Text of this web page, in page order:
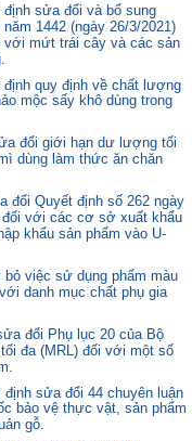
sửa đổi và bổ sung
1442 (ngày 26/3/2021)
với mứt trái cây và các sản
quy định về chất lượng
mộc sấy khô dùng trong
đổi giới hạn dư lượng tối
dùng làm thức ăn chăn
đổi Quyết định số 262 ngày
đối với các cơ sở xuất khẩu
khẩu sản phẩm vào U-
việc sử dụng phẩm màu
danh mục chất phụ gia
đổi Phụ lục 20 của Bộ
đa (MRL) đối với một số
sửa đổi 44 chuyên luận
bảo vệ thực vật, sản phẩm
gỗ.